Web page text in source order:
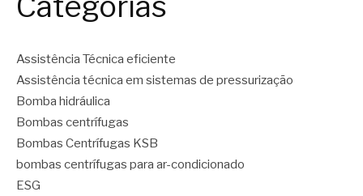
Assistência Técnica eficiente
Assistência técnica em sistemas de pressurização
Bomba hidráulica
Bombas centrífugas
Bombas Centrífugas KSB
bombas centrífugas para ar-condicionado
ESG